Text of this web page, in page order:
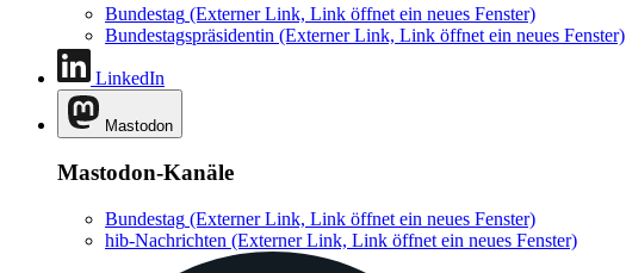
Bundestag (Externer Link, Link öffnet ein neues Fenster)
Bundestagspräsidentin (Externer Link, Link öffnet ein neues Fenster)
LinkedIn
Mastodon
Mastodon-Kanäle
Bundestag (Externer Link, Link öffnet ein neues Fenster)
hib-Nachrichten (Externer Link, Link öffnet ein neues Fenster)